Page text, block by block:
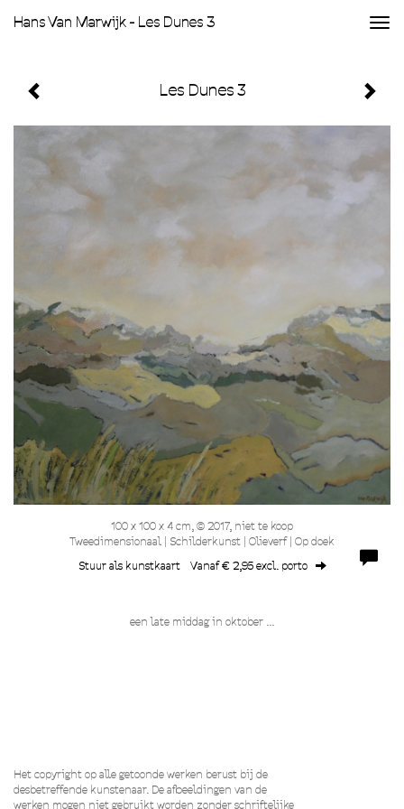
Hans Van Marwijk - Les Dunes 3
Les Dunes 3
100 x 100 x 4 cm, © 2017, niet te koop
Tweedimensionaal | Schilderkunst | Olieverf | Op doek
Stuur als kunstkaart Vanaf € 2,95 excl. porto
een late middag in oktober ...
Het copyright op alle getoonde werken berust bij de
desbetreffende kunstenaar. De afbeeldingen van de
werken mogen niet gebruikt worden zonder schriftelijke